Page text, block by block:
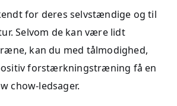
for deres selvstændige og til
Selvom de kan være lidt
kan du med tålmodighed,
forstærkningstræning få en
chow-ledsager.